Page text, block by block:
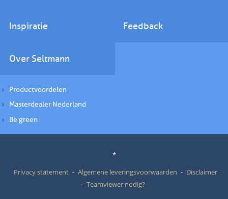
Inspiratie Feedback
Over Seltmann
Productvoordelen
Masterdealer Nederland
Be green
*
Privacy statement
Algemene leveringsvoorwaarden
Disclaimer
Teamviewer nodig?